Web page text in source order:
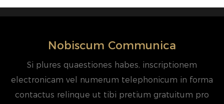
Nobiscum Communica
Si plures quaestiones habes, inscriptionem
electronicam vel numerum telephonicum in forma
contactus relinque ut tibi pretium gratuitum pro